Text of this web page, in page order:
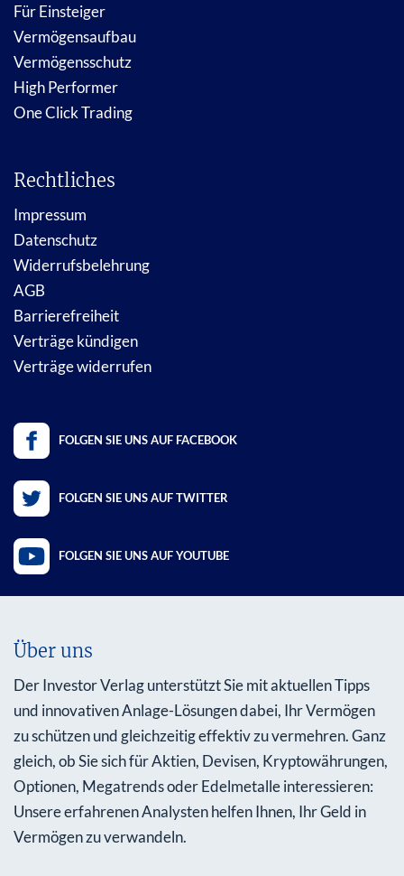
Für Einsteiger
Vermögensaufbau
Vermögensschutz
High Performer
One Click Trading
Rechtliches
Impressum
Datenschutz
Widerrufsbelehrung
AGB
Barrierefreiheit
Verträge kündigen
Verträge widerrufen
FOLGEN SIE UNS AUF FACEBOOK
FOLGEN SIE UNS AUF TWITTER
FOLGEN SIE UNS AUF YOUTUBE
Über uns
Der Investor Verlag unterstützt Sie mit aktuellen Tipps
und innovativen Anlage-Lösungen dabei, Ihr Vermögen
zu schützen und gleichzeitig effektiv zu vermehren. Ganz
gleich, ob Sie sich für Aktien, Devisen, Kryptowährungen,
Optionen, Megatrends oder Edelmetalle interessieren:
Unsere erfahrenen Analysten helfen Ihnen, Ihr Geld in
Vermögen zu verwandeln.